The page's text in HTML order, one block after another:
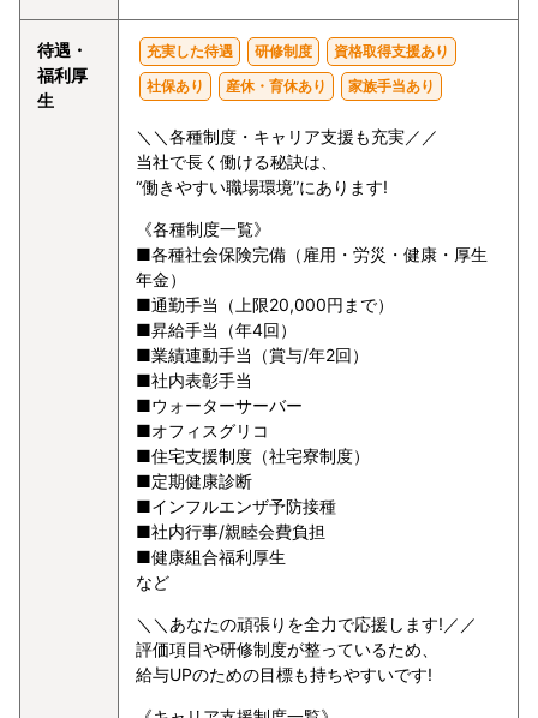
待遇・
福利厚
生
充実した待遇 研修制度
資格取得支援あり
社保あり
産休・育休あり 家族手当あり
＼＼各種制度・キャリア支援も充実／／
当社で長く働ける秘訣は、
“働きやすい職場環境”にあります!
《各種制度一覧》
■各種社会保険完備（雇用・労災・健康・厚生
年金）
■通勤手当（上限20,000円まで）
■昇給手当（年4回）
■業績連動手当（賞与/年2回）
■社内表彰手当
■ウォーターサーバー
■オフィスグリコ
■住宅支援制度（社宅寮制度）
■定期健康診断
■インフルエンザ予防接種
■社内行事/親睦会費負担
■健康組合福利厚生
など
＼＼あなたの頑張りを全力で応援します!／／
評価項目や研修制度が整っているため、
給与UPのための目標も持ちやすいです!